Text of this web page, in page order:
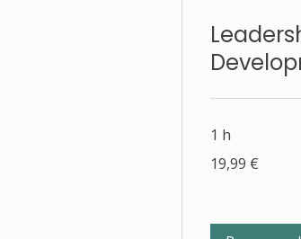
1 h
euros
19,99 €